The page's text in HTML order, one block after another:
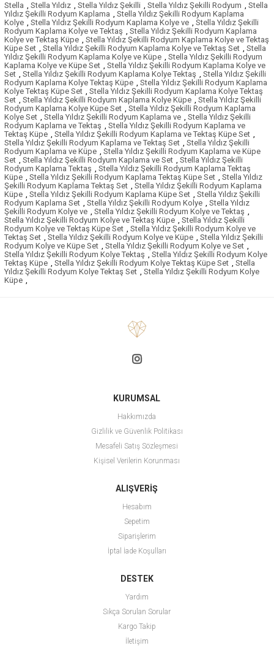
Stella , Stella Yıldız , Stella Yıldız Şekilli , Stella Yıldız Şekilli Rodyum , Stella
Yıldız Şekilli Rodyum Kaplama , Stella Yıldız Şekilli Rodyum Kaplama
Kolye , Stella Yıldız Şekilli Rodyum Kaplama Kolye ve , Stella Yıldız Şekilli
Rodyum Kaplama Kolye ve Tektaş , Stella Yıldız Şekilli Rodyum Kaplama
Kolye ve Tektaş Küpe , Stella Yıldız Şekilli Rodyum Kaplama Kolye ve Tektaş
Küpe Set , Stella Yıldız Şekilli Rodyum Kaplama Kolye ve Tektaş Set , Stella
Yıldız Şekilli Rodyum Kaplama Kolye ve Küpe , Stella Yıldız Şekilli Rodyum
Kaplama Kolye ve Küpe Set , Stella Yıldız Şekilli Rodyum Kaplama Kolye ve
Set , Stella Yıldız Şekilli Rodyum Kaplama Kolye Tektaş , Stella Yıldız Şekilli
Rodyum Kaplama Kolye Tektaş Küpe , Stella Yıldız Şekilli Rodyum Kaplama
Kolye Tektaş Küpe Set , Stella Yıldız Şekilli Rodyum Kaplama Kolye Tektaş
Set , Stella Yıldız Şekilli Rodyum Kaplama Kolye Küpe , Stella Yıldız Şekilli
Rodyum Kaplama Kolye Küpe Set , Stella Yıldız Şekilli Rodyum Kaplama
Kolye Set , Stella Yıldız Şekilli Rodyum Kaplama ve , Stella Yıldız Şekilli
Rodyum Kaplama ve Tektaş , Stella Yıldız Şekilli Rodyum Kaplama ve
Tektaş Küpe , Stella Yıldız Şekilli Rodyum Kaplama ve Tektaş Küpe Set ,
Stella Yıldız Şekilli Rodyum Kaplama ve Tektaş Set , Stella Yıldız Şekilli
Rodyum Kaplama ve Küpe , Stella Yıldız Şekilli Rodyum Kaplama ve Küpe
Set , Stella Yıldız Şekilli Rodyum Kaplama ve Set , Stella Yıldız Şekilli
Rodyum Kaplama Tektaş , Stella Yıldız Şekilli Rodyum Kaplama Tektaş
Küpe , Stella Yıldız Şekilli Rodyum Kaplama Tektaş Küpe Set , Stella Yıldız
Şekilli Rodyum Kaplama Tektaş Set , Stella Yıldız Şekilli Rodyum Kaplama
Küpe , Stella Yıldız Şekilli Rodyum Kaplama Küpe Set , Stella Yıldız Şekilli
Rodyum Kaplama Set , Stella Yıldız Şekilli Rodyum Kolye , Stella Yıldız
Şekilli Rodyum Kolye ve , Stella Yıldız Şekilli Rodyum Kolye ve Tektaş ,
Stella Yıldız Şekilli Rodyum Kolye ve Tektaş Küpe , Stella Yıldız Şekilli
Rodyum Kolye ve Tektaş Küpe Set , Stella Yıldız Şekilli Rodyum Kolye ve
Tektaş Set , Stella Yıldız Şekilli Rodyum Kolye ve Küpe , Stella Yıldız Şekilli
Rodyum Kolye ve Küpe Set , Stella Yıldız Şekilli Rodyum Kolye ve Set ,
Stella Yıldız Şekilli Rodyum Kolye Tektaş , Stella Yıldız Şekilli Rodyum Kolye
Tektaş Küpe , Stella Yıldız Şekilli Rodyum Kolye Tektaş Küpe Set , Stella
Yıldız Şekilli Rodyum Kolye Tektaş Set , Stella Yıldız Şekilli Rodyum Kolye
Küpe ,
KURUMSAL
Hakkımızda
Gizlilik ve Güvenlik Politikası
Mesafeli Satış Sözleşmesi
Kişisel Verilerin Korunması
ALIŞVERİŞ
Hesabım
Sepetim
Siparişlerim
İptal İade Koşulları
DESTEK
Yardım
Sıkça Sorulan Sorular
Kargo Takip
İletişim